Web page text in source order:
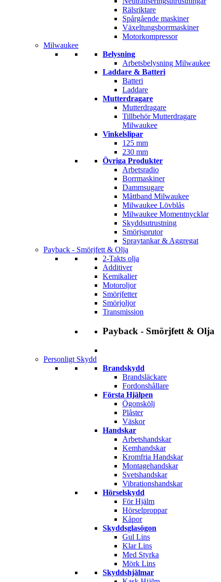
Rälsriktare
Spårgående maskiner
Växeltungsborrmaskiner
Motorkompressor
Milwaukee
Belysning
Arbetsbelysning Milwaukee
Laddare & Batteri
Batteri
Laddare
Mutterdragare
Mutterdragare
Tillbehör Mutterdragare
Milwaukee
Vinkelslipar
125 mm
230 mm
Övriga Produkter
Arbetsradio
Borrmaskiner
Dammsugare
Måttband Milwaukee
Milwaukee Lövblås
Milwaukee Momentnycklar
Skyddsutrustning
Smörjsprutor
Spraytankar & Aggregat
Payback - Smörjfett & Olja
2-Takts olja
Additiver
Kemikalier
Motoroljor
Smörjfetter
Smörjoljor
Transmission
Payback - Smörjfett & Olja
Personligt Skydd
Brandskydd
Brandsläckare
Fordonshållare
Första Hjälpen
Ögonskölj
Plåster
Väskor
Handskar
Arbetshandskar
Kemhandskar
Kromfria Handskar
Montagehandskar
Svetshandskar
Vibrationshandskar
Hörselskydd
För Hjälm
Hörselproppar
Kåpor
Skyddsglasögon
Gul Lins
Klar Lins
Med Styrka
Mörk Lins
Skyddshjälmar